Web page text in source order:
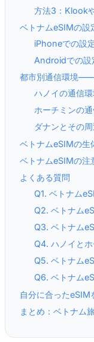
方法3：Klook
ベトナムeSIMの
iPhoneでの設
Androidでの設
都市別通信環境——
ハノイの通信環
ホーチミンの
ダナンとその
ベトナムeSIMの
ベトナムeSIMの注
よくある質問
Q1. ベトナム
Q2. ベトナム
Q3. ベトナム
Q4. ハノイと
Q5. ベトナム
Q6. ベトナム
自分に合った
まとめ：ベトナム